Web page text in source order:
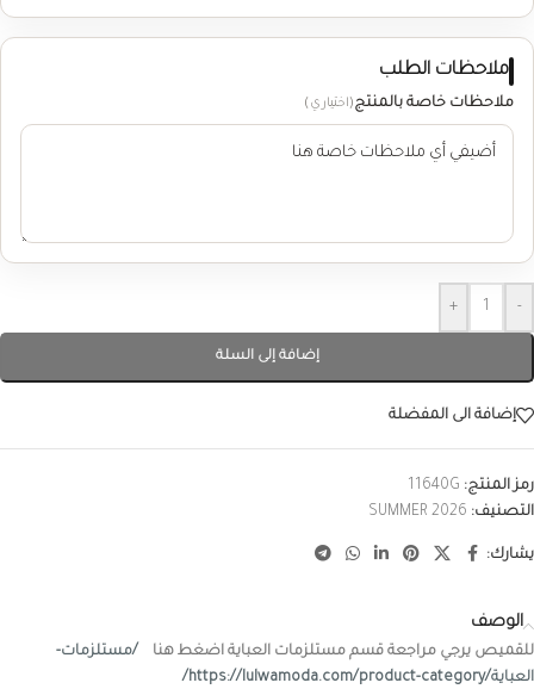
ملاحظات الطلب
ملاحظات خاصة بالمنتج(اختياري)
-
+
إضافة إلى السلة
إضافة الى المفضلة
رمز المنتج: 11640G
التصنيف: SUMMER 2026
يشارك:
الوصف
للقميص يرجي مراجعة قسم مستلزمات العباية اضغط هنا
/مستلزمات-
العباية/https://lulwamoda.com/product-category/